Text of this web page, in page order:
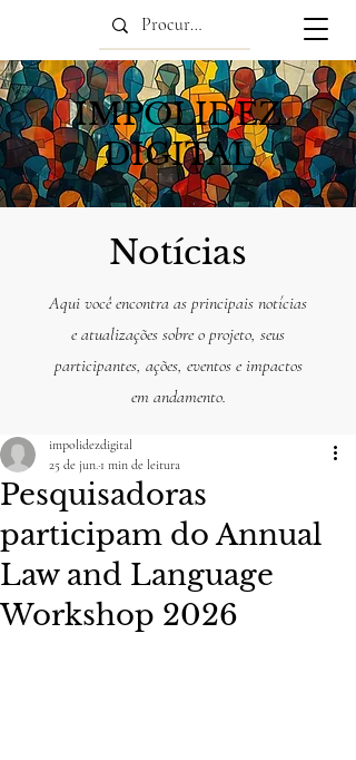
IMPOLIDEZ
DIGITAL
Notícias
Aqui você encontra as principais notícias
e atualizações sobre o projeto, seus
participantes, ações, eventos e impactos
em andamento.
Pesquisadoras
participam do Annual
Law and Language
Workshop 2026
impolidezdigital
25 de jun. 1 min de leitura